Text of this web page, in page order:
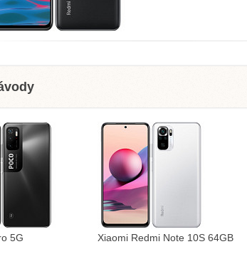
5G Xiaomi Redmi Note 10S 64GB